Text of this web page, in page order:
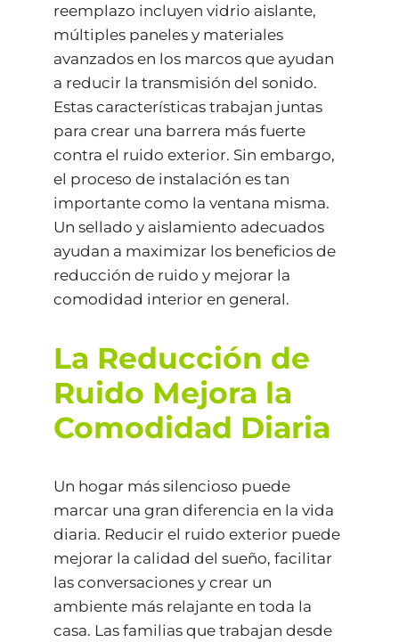
reemplazo incluyen vidrio aislante,
múltiples paneles y materiales
avanzados en los marcos que ayudan
a reducir la transmisión del sonido.
Estas características trabajan juntas
para crear una barrera más fuerte
contra el ruido exterior. Sin embargo,
el proceso de instalación es tan
importante como la ventana misma.
Un sellado y aislamiento adecuados
ayudan a maximizar los beneficios de
reducción de ruido y mejorar la
comodidad interior en general.
La Reducción de
Ruido Mejora la
Comodidad Diaria
Un hogar más silencioso puede
marcar una gran diferencia en la vida
diaria. Reducir el ruido exterior puede
mejorar la calidad del sueño, facilitar
las conversaciones y crear un
ambiente más relajante en toda la
casa. Las familias que trabajan desde